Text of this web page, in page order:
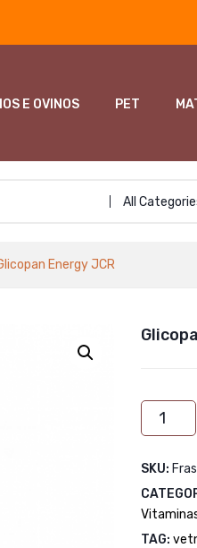
E OVINOS PET
All
Energy JCR
Glicopan
Energy
SKU:
TAG: